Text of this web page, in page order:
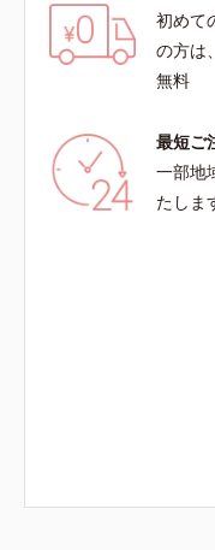
初めて
の方は
無料
最短ご
一部地
たしま